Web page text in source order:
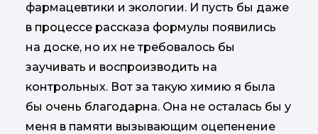
фармацевтики и экологии. И пусть бы даже
в процессе рассказа формулы появились
на доске, но их не требовалось бы
заучивать и воспроизводить на
контрольных. Вот за такую химию я была
бы очень благодарна. Она не осталась бы у
меня в памяти вызывающим оцепенение